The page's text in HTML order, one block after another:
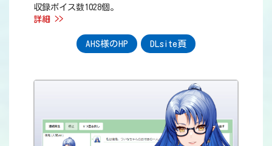
収録ボイス数1028個。
詳細 >>
AHS様のHP DLsite頁